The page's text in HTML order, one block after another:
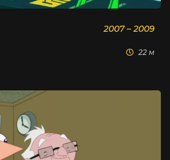
2007 – 2009
22 м